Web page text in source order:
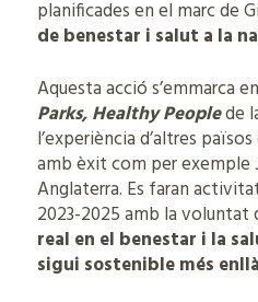
planificades en el marc de
de benestar i salut a la
Aquesta acció s’emmarca
Parks, Healthy Peoplede
l’experiència d’altres
amb èxit com per exemple
Anglaterra. Es faran
2023-2025 amb la voluntat
real en el benestar i la
sigui sostenible més